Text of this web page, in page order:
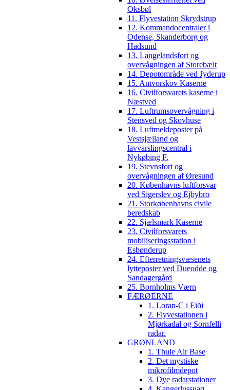
Oksbøl
11. Flyvestation Skrydstrup
12. Kommandocentraler i
Odense, Skanderborg og
Hadsund
13. Langelandsfort og
overvågningen af Storebælt
14. Depotområde ved Jyderup
15. Antvorskov Kaserne
16. Civilforsvarets kaserne i
Næstved
17. Luftrumsovervågning i
Stensved og Skovhuse
18. Luftmeldeposter på
Vestsjælland og
lavvarslingscentral i
Nykøbing F.
19. Stevnsfort og
overvågningen af Øresund
20. Københavns luftforsvar
ved Sigerslev og Ejbybro
21. Storkøbenhavns civile
beredskab
22. Sjælsmark Kaserne
23. Civilforsvarets
mobiliseringsstation i
Esbønderup
24. Efterretningsvæsenets
lytteposter ved Dueodde og
Sandagergård
25. Bornholms Værn
FÆRØERNE
1. Loran-C i Eiði
2. Flyvestationen i
Mjørkadal og Sornfelli
radar.
GRØNLAND
1. Thule Air Base
2. Det mystiske
mikrofilmdepot
3. Dye radarstationer